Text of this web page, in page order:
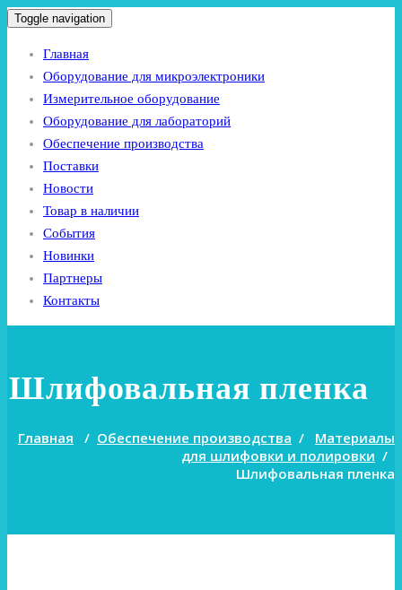
Toggle navigation
Главная
Оборудование для микроэлектроники
Измерительное оборудование
Оборудование для лабораторий
Обеспечение производства
Поставки
Новости
Товар в наличии
События
Новинки
Партнеры
Контакты
Шлифовальная пленка
Главная / Обеспечение производства / Материалы
для шлифовки и полировки /
Шлифовальная пленка